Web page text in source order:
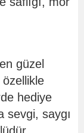
güzel
hediye
sevgi, saygı